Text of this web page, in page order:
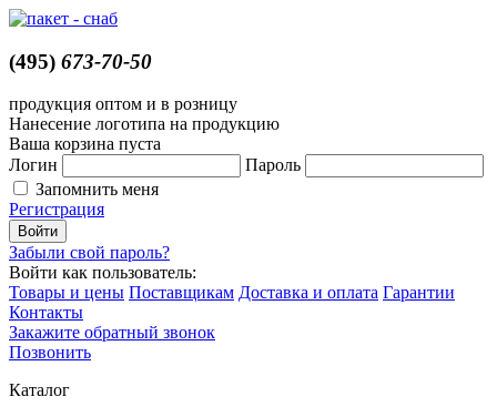
(495) 673-70-50
продукция оптом и в розницу
Нанесение логотипа на продукцию
Ваша корзина пуста
Логин
Пароль
Запомнить меня
Регистрация
Забыли свой пароль?
Войти как пользователь:
Товары и цены Поставщикам Доставка и оплата Гарантии
Контакты
Закажите обратный звонок
Позвонить
Каталог